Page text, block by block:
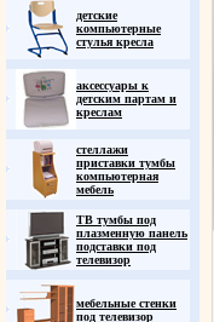
детские
компьютерные
стулья кресла
аксессуары к
детским партам и
креслам
стеллажи
приставки тумбы
компьютерная
мебель
ТВ тумбы под
плазменную панель
подставки под
телевизор
мебельные стенки
под телевизор